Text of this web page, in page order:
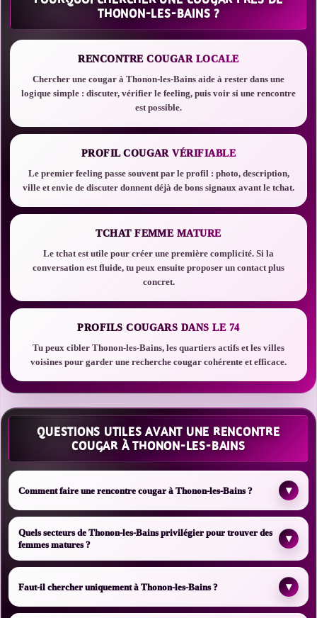
THONON-LES-BAINS ?
RENCONTRE COUGAR LOCALE
Chercher une cougar à Thonon-les-Bains aide à rester dans une
logique simple : discuter, vérifier le feeling, puis voir si une rencontre
est possible.
PROFIL COUGAR VÉRIFIABLE
Le premier feeling passe souvent par le profil : photo, description,
ville et envie de discuter donnent déjà de bons signaux avant le tchat.
TCHAT FEMME MATURE
Le tchat est utile pour créer une première complicité. Si la
conversation est fluide, tu peux ensuite proposer un contact plus
concret.
PROFILS COUGARS DANS LE 74
Tu peux cibler Thonon-les-Bains, les quartiers actifs et les villes
voisines pour garder une recherche cougar cohérente et efficace.
QUESTIONS UTILES AVANT UNE RENCONTRE
COUGAR À THONON-LES-BAINS
Comment faire une rencontre cougar à Thonon-les-Bains ? ▾
Quels secteurs de Thonon-les-Bains privilégier pour trouver des
femmes matures ?
▾
Faut-il chercher uniquement à Thonon-les-Bains ? ▾